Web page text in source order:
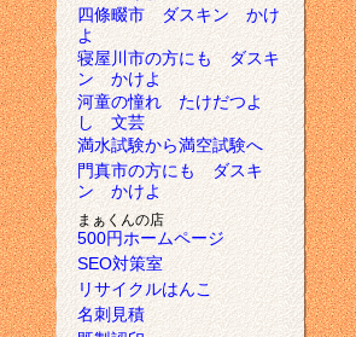
四條畷市 ダスキン かけ
よ
寝屋川市の方にも ダスキ
ン かけよ
河童の憧れ たけだつよ
し 文芸
満水試験から満空試験へ
門真市の方にも ダスキ
ン かけよ
まぁくんの店
500円ホームページ
SEO対策室
リサイクルはんこ
名刺見積